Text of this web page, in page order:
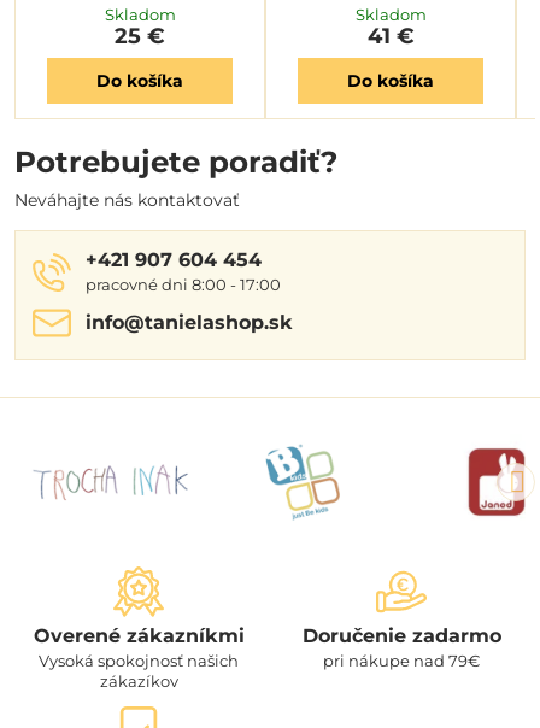
Skladom
25 €
Do košíka
Skladom
41 €
Do košíka
Potrebujete poradiť?
Neváhajte nás kontaktovať
+421 907 604 454
pracovné dni 8:00 - 17:00
info​@tanielashop​.sk
Overené zákazníkmi
Vysoká spokojnosť našich
zákazíkov
Doručenie zadarmo
pri nákupe nad 79€